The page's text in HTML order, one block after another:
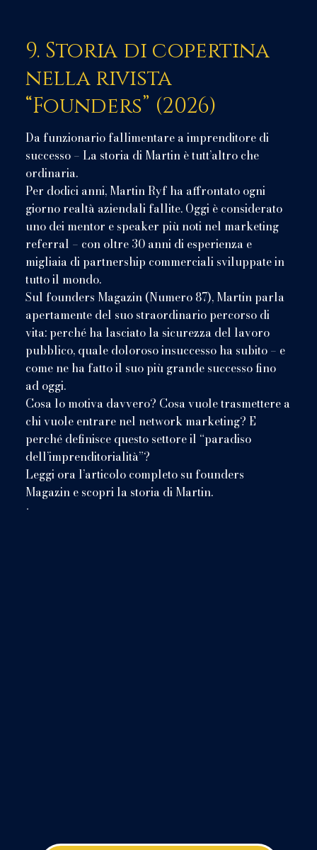
9. Storia di copertina
nella rivista
“Founders” (2026)
Da funzionario fallimentare a imprenditore di
successo – La storia di Martin è tutt’altro che
ordinaria.
Per dodici anni, Martin Ryf ha affrontato ogni
giorno realtà aziendali fallite. Oggi è considerato
uno dei mentor e speaker più noti nel marketing
referral – con oltre 30 anni di esperienza e
migliaia di partnership commerciali sviluppate in
tutto il mondo.
Sul founders Magazin (Numero 87), Martin parla
apertamente del suo straordinario percorso di
vita: perché ha lasciato la sicurezza del lavoro
pubblico, quale doloroso insuccesso ha subito – e
come ne ha fatto il suo più grande successo fino
ad oggi.
Cosa lo motiva davvero? Cosa vuole trasmettere a
chi vuole entrare nel network marketing? E
perché definisce questo settore il “paradiso
dell’imprenditorialità”?
Leggi ora l’articolo completo su founders
Magazin e scopri la storia di Martin.